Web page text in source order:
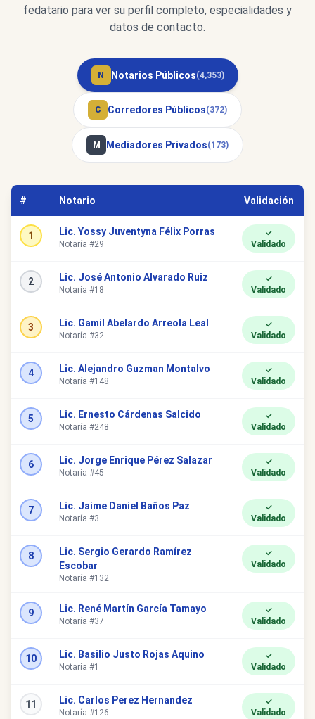
fedatario para ver su perfil completo, especialidades y
datos de contacto.
N Notarios Públicos(4,353)
C Corredores Públicos(372)
M Mediadores Privados(173)
# Notario Validación
1 Lic. Yossy Juventyna Félix Porras
Notaría #29
✓
Validado
2 Lic. José Antonio Alvarado Ruiz
Notaría #18
✓
Validado
3 Lic. Gamil Abelardo Arreola Leal
Notaría #32
✓
Validado
4 Lic. Alejandro Guzman Montalvo
Notaría #148
✓
Validado
5 Lic. Ernesto Cárdenas Salcido
Notaría #248
✓
Validado
6 Lic. Jorge Enrique Pérez Salazar
Notaría #45
✓
Validado
7 Lic. Jaime Daniel Baños Paz
Notaría #3
✓
Validado
8
Lic. Sergio Gerardo Ramírez
Escobar
Notaría #132
✓
Validado
9 Lic. René Martín García Tamayo
Notaría #37
✓
Validado
10 Lic. Basilio Justo Rojas Aquino
Notaría #1
✓
Validado
11 Lic. Carlos Perez Hernandez
Notaría #126
✓
Validado